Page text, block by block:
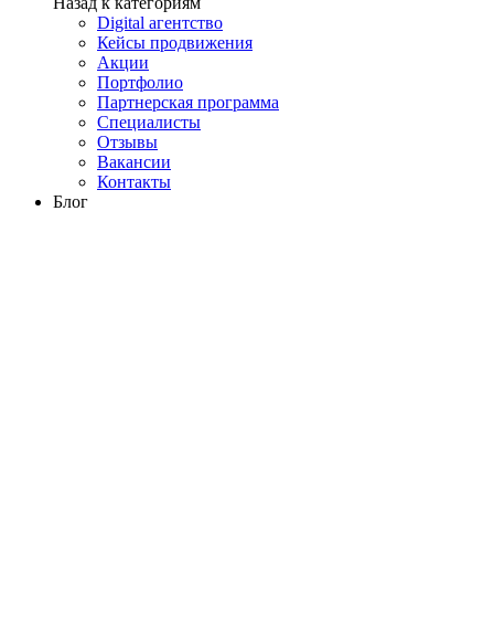
Digital агентство
Кейсы продвижения
Акции
Портфолио
Партнерская программа
Специалисты
Отзывы
Вакансии
Контакты
Блог